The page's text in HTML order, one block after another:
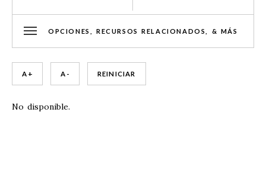
OPCIONES, RECURSOS RELACIONADOS, & MÁS
A + A - REINICIAR
No disponible.